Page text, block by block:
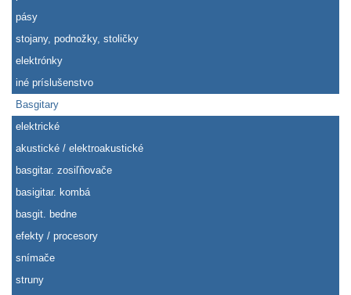
pásy
stojany, podnožky, stoličky
elektrónky
iné príslušenstvo
Basgitary
elektrické
akustické / elektroakustické
basgitar. zosiľňovače
basigitar. kombá
basgit. bedne
efekty / procesory
snímače
struny